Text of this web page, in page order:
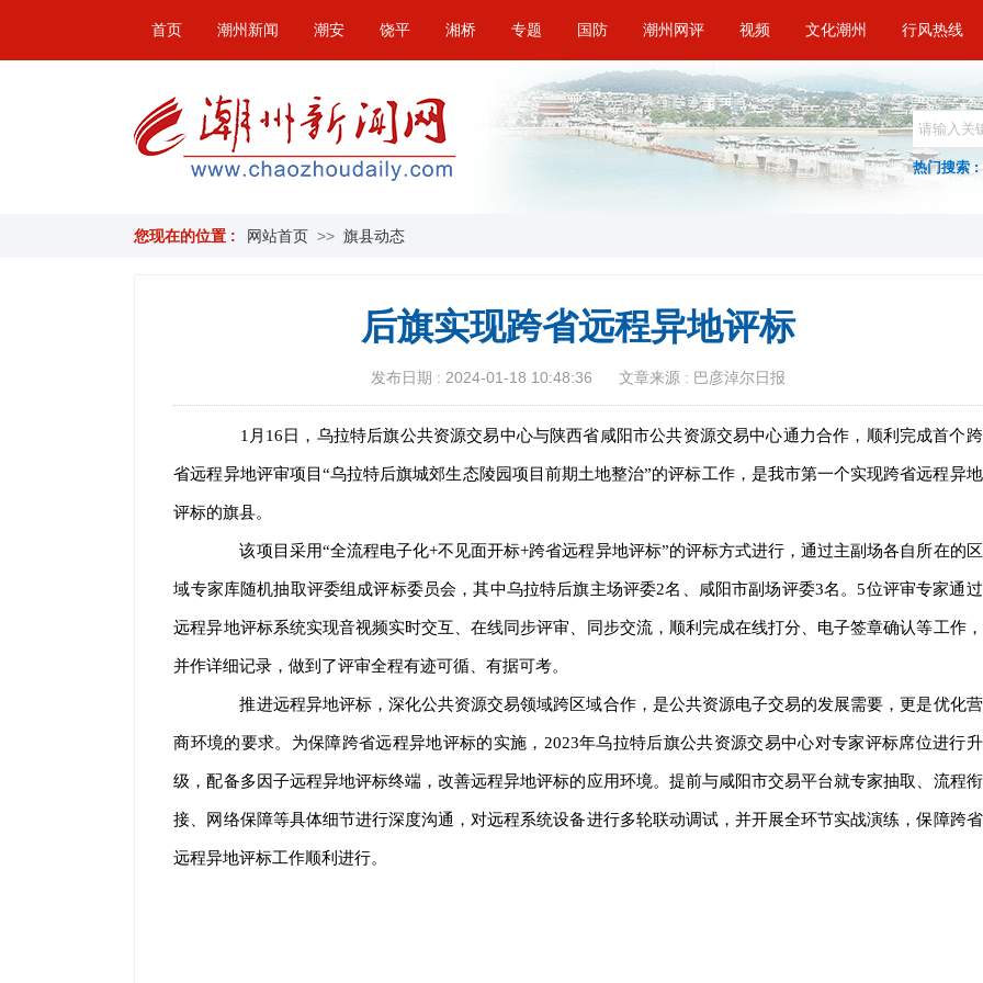
首页 潮州新闻 潮安 饶平 湘桥 专题 国防 潮州网评 视频 文化潮州 行风热线
热门搜索 :
您现在的位置 : 网站首页 >> 旗县动态
后旗实现跨省远程异地评标
发布日期 : 2024-01-18 10:48:36 文章来源 : 巴彦淖尔日报
1月16日，乌拉特后旗公共资源交易中心与陕西省咸阳市公共资源交易中心通力合作，顺利完成首个跨
省远程异地评审项目“乌拉特后旗城郊生态陵园项目前期土地整治”的评标工作，是我市第一个实现跨省远程异地
评标的旗县。
该项目采用“全流程电子化+不见面开标+跨省远程异地评标”的评标方式进行，通过主副场各自所在的区
域专家库随机抽取评委组成评标委员会，其中乌拉特后旗主场评委2名、咸阳市副场评委3名。5位评审专家通过
远程异地评标系统实现音视频实时交互、在线同步评审、同步交流，顺利完成在线打分、电子签章确认等工作，
并作详细记录，做到了评审全程有迹可循、有据可考。
推进远程异地评标，深化公共资源交易领域跨区域合作，是公共资源电子交易的发展需要，更是优化营
商环境的要求。为保障跨省远程异地评标的实施，2023年乌拉特后旗公共资源交易中心对专家评标席位进行升
级，配备多因子远程异地评标终端，改善远程异地评标的应用环境。提前与咸阳市交易平台就专家抽取、流程衔
接、网络保障等具体细节进行深度沟通，对远程系统设备进行多轮联动调试，并开展全环节实战演练，保障跨省
远程异地评标工作顺利进行。